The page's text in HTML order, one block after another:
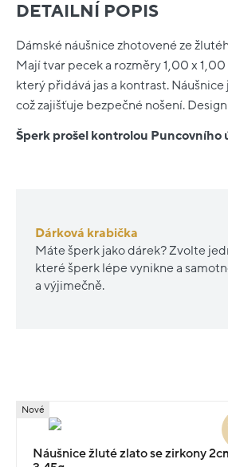
DETAILNÍ POPIS
Dámské náušnice zhotovené ze
Mají tvar pecek a rozměry 1,00 x
který přidává jas a kontrast.
což zajišťuje bezpečné nošení.
Šperk prošel kontrolou
Dárková krabička
Máte šperk jako dárek? Zvolte
které šperk lépe vynikne a
a výjimečně.
Nové
Náušnice žluté zlato se zirkony